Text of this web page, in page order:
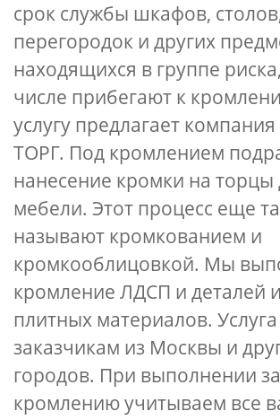
срок службы шкафов,
перегородок и других
находящихся в группе
числе прибегают к
услугу предлагает
ТОРГ. Под кромлением
нанесение кромки на торцы
мебели. Этот процесс еще
называют кромкованием и
кромкооблицовкой. Мы
кромление ЛДСП и деталей
плитных материалов.
заказчикам из Москвы и
городов. При выполнении
кромлению учитываем все